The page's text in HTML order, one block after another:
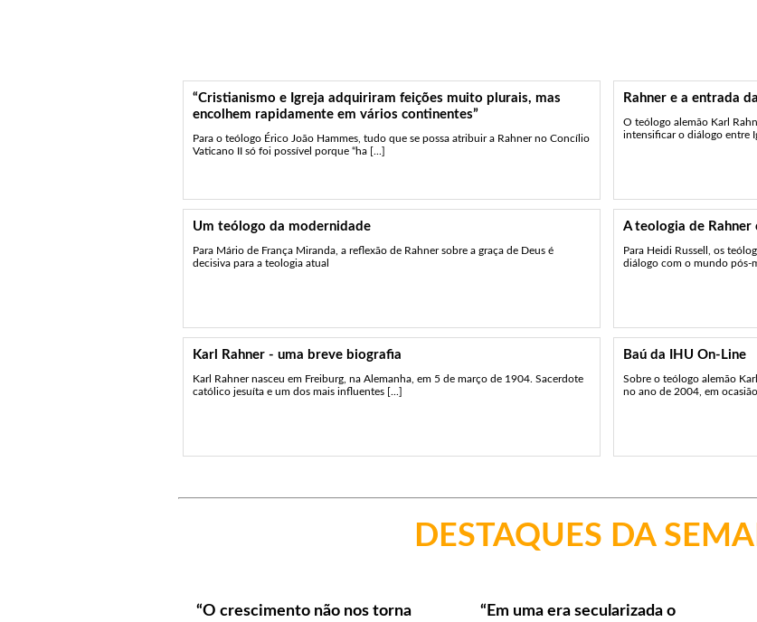
“Cristianismo e Igreja adquiriram feições muito plurais, mas
encolhem rapidamente em vários continentes”
Para o teólogo Érico João Hammes, tudo que se possa atribuir a Rahner no Concílio
Vaticano II só foi possível porque “ha [...]
Rahner e a entrada
O teólogo alemão Karl
intensificar o diálogo entre
Um teólogo da modernidade
Para Mário de França Miranda, a reflexão de Rahner sobre a graça de Deus é
decisiva para a teologia atual
A teologia de Rahner
Para Heidi Russell, os
diálogo com o mundo pós-
Karl Rahner - uma breve biografia
Karl Rahner nasceu em Freiburg, na Alemanha, em 5 de março de 1904. Sacerdote
católico jesuíta e um dos mais influentes [...]
Baú da IHU On-Line
Sobre o teólogo alemão
no ano de 2004, em
DESTAQUES DA
“O crescimento não nos torna
“Em uma era secularizada o